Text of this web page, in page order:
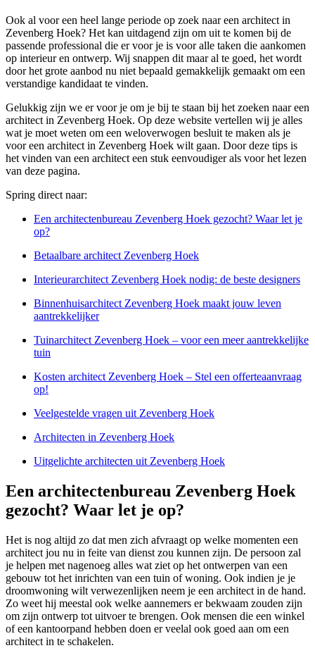
Ook al voor een heel lange periode op zoek naar een architect in
Zevenberg Hoek? Het kan uitdagend zijn om uit te komen bij de
passende professional die er voor je is voor alle taken die aankomen
op interieur en ontwerp. Wij snappen dit maar al te goed, het wordt
door het grote aanbod nu niet bepaald gemakkelijk gemaakt om een
verstandige kandidaat te vinden.
Gelukkig zijn we er voor je om je bij te staan bij het zoeken naar een
architect in Zevenberg Hoek. Op deze website vertellen wij je alles
wat je moet weten om een weloverwogen besluit te maken als je
voor een architect in Zevenberg Hoek wilt gaan. Door deze tips is
het vinden van een architect een stuk eenvoudiger als voor het lezen
van deze pagina.
Spring direct naar:
Een architectenbureau Zevenberg Hoek gezocht? Waar let je
op?
Betaalbare architect Zevenberg Hoek
Interieurarchitect Zevenberg Hoek nodig: de beste designers
Binnenhuisarchitect Zevenberg Hoek maakt jouw leven
aantrekkelijker
Tuinarchitect Zevenberg Hoek – voor een meer aantrekkelijke
tuin
Kosten architect Zevenberg Hoek – Stel een offerteaanvraag
op!
Veelgestelde vragen uit Zevenberg Hoek
Architecten in Zevenberg Hoek
Uitgelichte architecten uit Zevenberg Hoek
Een architectenbureau Zevenberg Hoek
gezocht? Waar let je op?
Het is nog altijd zo dat men zich afvraagt op welke momenten een
architect jou nu in feite van dienst zou kunnen zijn. De persoon zal
je helpen met nagenoeg alles wat ziet op het ontwerpen van een
gebouw tot het inrichten van een tuin of woning. Ook indien je je
droomwoning wilt verwezenlijken neem je een architect in de hand.
Zo weet hij meestal ook welke aannemers er bekwaam zouden zijn
om zijn ontwerp tot uitvoer te brengen. Ook mensen die een winkel
of een kantoorpand hebben doen er veelal ook goed aan om een
architect in te schakelen.